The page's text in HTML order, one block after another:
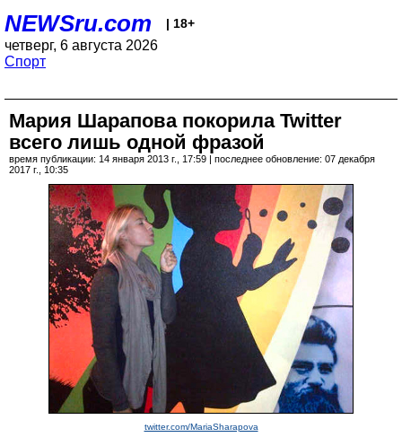
NEWSru.com | 18+
четверг, 6 августа 2026
Спорт
Мария Шарапова покорила Twitter
всего лишь одной фразой
время публикации: 14 января 2013 г., 17:59 | последнее обновление: 07 декабря
2017 г., 10:35
twitter.com/MariaSharapova